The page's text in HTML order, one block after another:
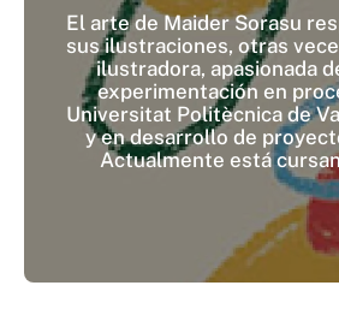
El arte de Maider Sorasu
sus ilustraciones, otras
ilustradora, apasionada
experimentación en
Universitat Politècnica de
y en desarrollo de
Actualmente está